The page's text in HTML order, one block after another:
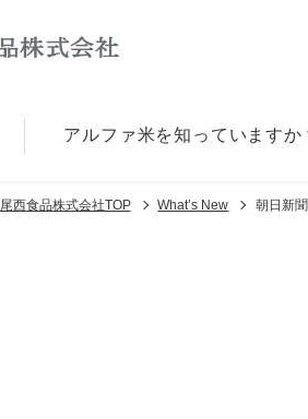
アルファ⽶を知っていますか
尾西食品株式会社TOP What’s New 朝日新